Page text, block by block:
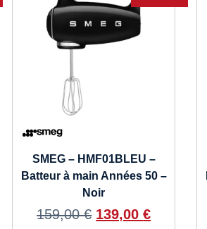
SMEG – HMF01BLEU –
Batteur à main Années 50 –
Noir
159,00€ 139,00€